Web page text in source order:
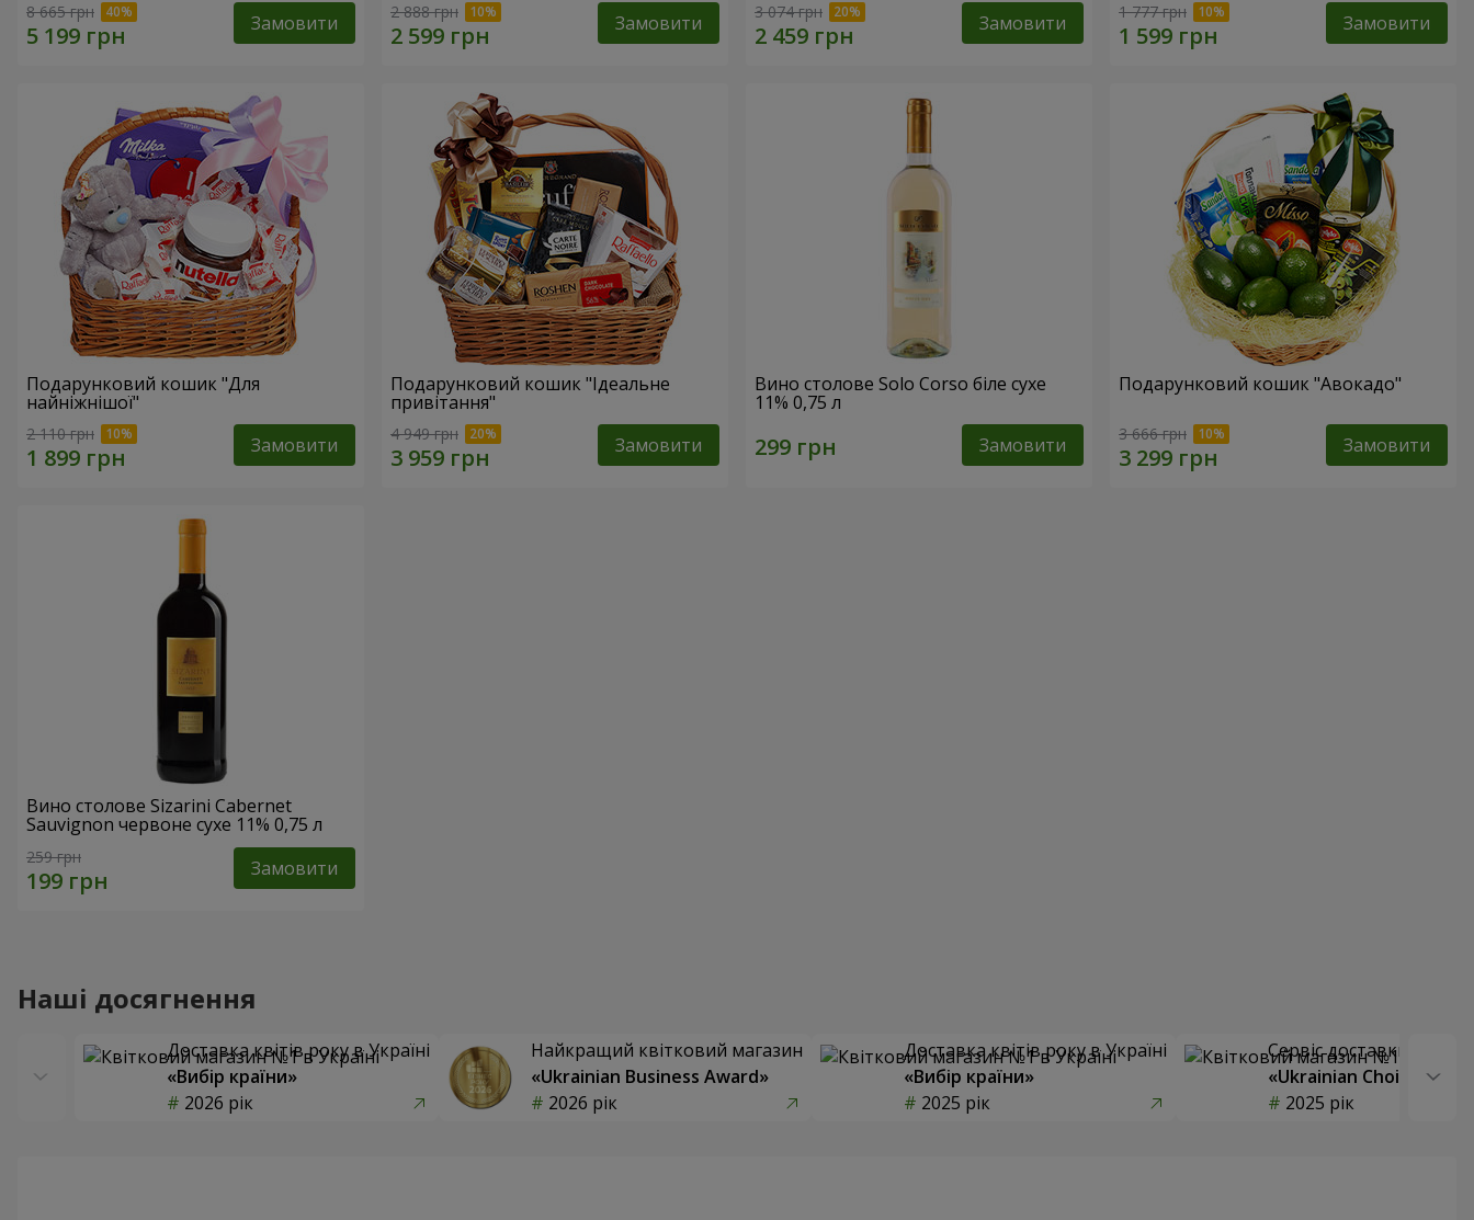
8 665 грн Замовити 2 888 грн Замовити 3 074 грн Замовити 1 777 грн Замовити
Подарунковий кошик "Для
найніжнішої"
2 110 грн Замовити
Подарунковий кошик "Ідеальне
привітання"
4 949 грн Замовити
Вино столове Solo Corso біле сухе
11% 0,75 л
Замовити
Подарунковий кошик "Авокадо"
3 666 грн Замовити
Вино столове Sizarini Cabernet
Sauvignon червоне сухе 11% 0,75 л
259 грн Замовити
Наші досягнення
Доставка квітів року в Україні
«Вибір країни»
2026 рік
Найкращий квітковий магазин
«Ukrainian Business Award»
2026 рік
Доставка квітів року в Україні
«Вибір країни»
2025 рік
Сервіс доставки квітів
«Ukrainian Choice»
2025 рік